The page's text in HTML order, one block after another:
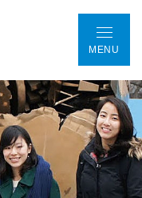
MENU
会議室予約 お問い合わせ